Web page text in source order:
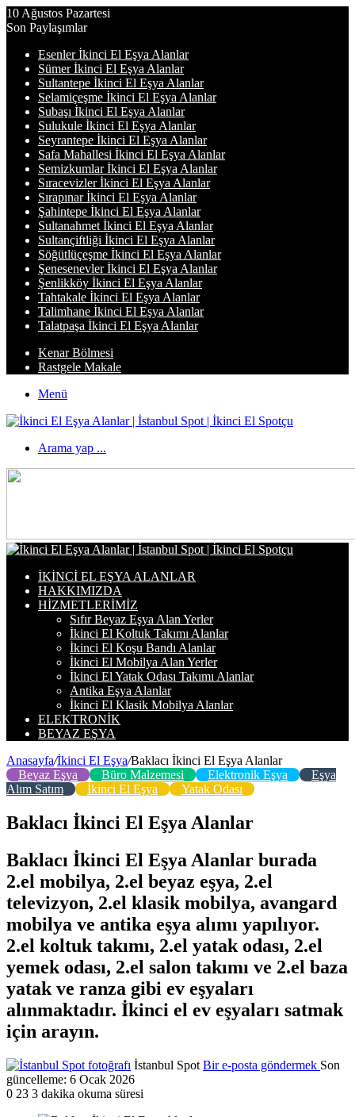
10 Ağustos Pazartesi
Son Paylaşımlar
Esenler İkinci El Eşya Alanlar
Sümer İkinci El Eşya Alanlar
Sultantepe İkinci El Eşya Alanlar
Selamiçeşme İkinci El Eşya Alanlar
Subaşı İkinci El Eşya Alanlar
Sulukule İkinci El Eşya Alanlar
Seyrantepe İkinci El Eşya Alanlar
Safa Mahallesi İkinci El Eşya Alanlar
Semizkumlar İkinci El Eşya Alanlar
Sıracevizler İkinci El Eşya Alanlar
Sırapınar İkinci El Eşya Alanlar
Şahintepe İkinci El Eşya Alanlar
Sultanahmet İkinci El Eşya Alanlar
Sultançiftliği İkinci El Eşya Alanlar
Söğütlüçeşme İkinci El Eşya Alanlar
Şenesenevler İkinci El Eşya Alanlar
Şenlikköy İkinci El Eşya Alanlar
Tahtakale İkinci El Eşya Alanlar
Talimhane İkinci El Eşya Alanlar
Talatpaşa İkinci El Eşya Alanlar
Kenar Bölmesi
Rastgele Makale
Menü
Arama yap ...
İKINCI EL EŞYA ALANLAR
HAKKIMIZDA
HIZMETLERIMIZ
Sıfır Beyaz Eşya Alan Yerler
İkinci El Koltuk Takımı Alanlar
İkinci El Koşu Bandı Alanlar
İkinci El Mobilya Alan Yerler
İkinci El Yatak Odası Takımı Alanlar
Antika Eşya Alanlar
İkinci El Klasik Mobilya Alanlar
ELEKTRONIK
BEYAZ EŞYA
Anasayfa/İkinci El Eşya/Baklacı İkinci El Eşya Alanlar
Beyaz Eşya
Büro Malzemesi Elektronik Eşya
Eşya
Alım Satım
İkinci El Eşya Yatak Odası
Baklacı İkinci El Eşya Alanlar
Baklacı İkinci El Eşya Alanlar burada
2.el mobilya, 2.el beyaz eşya, 2.el
televizyon, 2.el klasik mobilya, avangard
mobilya ve antika eşya alımı yapılıyor.
2.el koltuk takımı, 2.el yatak odası, 2.el
yemek odası, 2.el salon takımı ve 2.el baza
yatak ve ranza gibi ev eşyaları
alınmaktadır. İkinci el ev eşyaları satmak
için arayın.
İstanbul Spot Bir e-posta göndermek Son
güncelleme: 6 Ocak 2026
0 23 3 dakika okuma süresi